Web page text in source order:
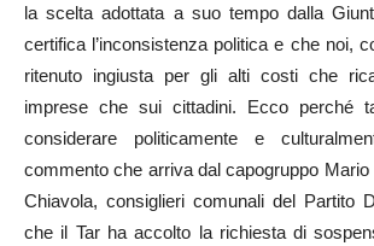
la scelta adottata a suo tempo dalla
certifica l’inconsistenza politica e che noi,
ritenuto ingiusta per gli alti costi che
imprese che sui cittadini. Ecco perché
considerare politicamente e
commento che arriva dal capogruppo Mario
Chiavola, consiglieri comunali del Partito
che il Tar ha accolto la richiesta di